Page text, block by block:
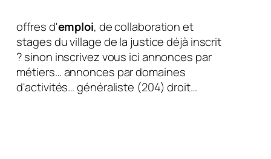
offres d'emploi, de collaboration et
stages du village de la justice déjà inscrit
? sinon inscrivez vous ici annonces par
métiers… annonces par domaines
d'activités… généraliste (204) droit…